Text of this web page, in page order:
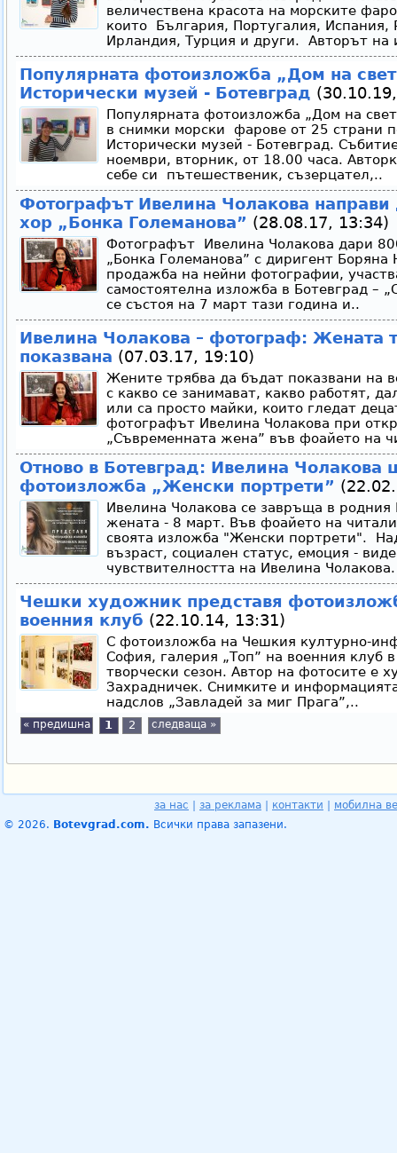
величествена красота на морските
които България, Португалия, Испания,
Ирландия, Турция и други. Авторът на
Популярната фотоизложба „Дом на
Исторически музей - Ботевград
Популярната фотоизложба „Дом на
в снимки морски фарове от 25 страни
Исторически музей - Ботевград.
ноември, вторник, от 18.00 часа.
себе си пътешественик, съзерцател,..
Фотографът Ивелина Чолакова направи
хор „Бонка Големанова” (28.08.17, 13:34)
Фотографът Ивелина Чолакова дари
„Бонка Големанова” с диригент
продажба на нейни фотографии,
самостоятелна изложба в Ботевград –
се състоя на 7 март тази година и..
Ивелина Чолакова – фотограф: Жената
показвана (07.03.17, 19:10)
Жените трябва да бъдат показвани на
с какво се занимават, какво работят,
или са просто майки, които гледат
фотографът Ивелина Чолакова при
„Съвременната жена” във фоайето на
Отново в Ботевград: Ивелина Чолакова
фотоизложба „Женски портрети”
Ивелина Чолакова се завръща в родния
жената - 8 март. Във фоайето на
своята изложба "Женски портрети".
възраст, социален статус, емоция -
чувствителността на Ивелина
Чешки художник представя
военния клуб (22.10.14, 13:31)
С фотоизложба на Чешкия културно-
София, галерия „Топ” на военния клуб
творчески сезон. Автор на фотосите е
Захрадничек. Снимките и
надслов „Завладей за миг Прага”,..
« предишна 1 2 следваща »
за нас за реклама контакти
мобилна
© 2026. Botevgrad.com. Всички права запазени.